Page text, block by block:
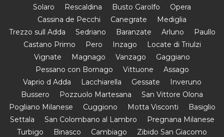
Solaro
Rescaldina Busto Garolfo
Opera
Cassina de Pecchi
Canegrate
Mediglia
Trezzo sull Adda
Sedriano Baranzate Arluno
Paullo
Castano Primo
Pero Inzago
Locate di Triulzi
Vignate
Magnago Vanzago
Gaggiano
Pessano con Bornago
Vittuone
Assago
Vaprio d Adda
Lacchiarella Gessate
Inveruno
Bussero
Pozzuolo Martesana
San Vittore Olona
Pogliano Milanese
Cuggiono Motta Visconti
Basiglio
Settala
San Colombano al Lambro
Pregnana Milanese
Turbigo
Binasco Cambiago
Zibido San Giacomo